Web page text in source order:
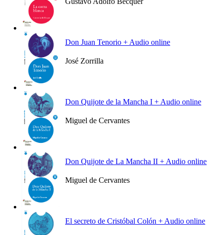
Don Juan Tenorio + Audio online
José Zorrilla
Don Quijote de la Mancha I + Audio online
Miguel de Cervantes
Don Quijote de La Mancha II + Audio online
Miguel de Cervantes
El secreto de Cristóbal Colón + Audio online